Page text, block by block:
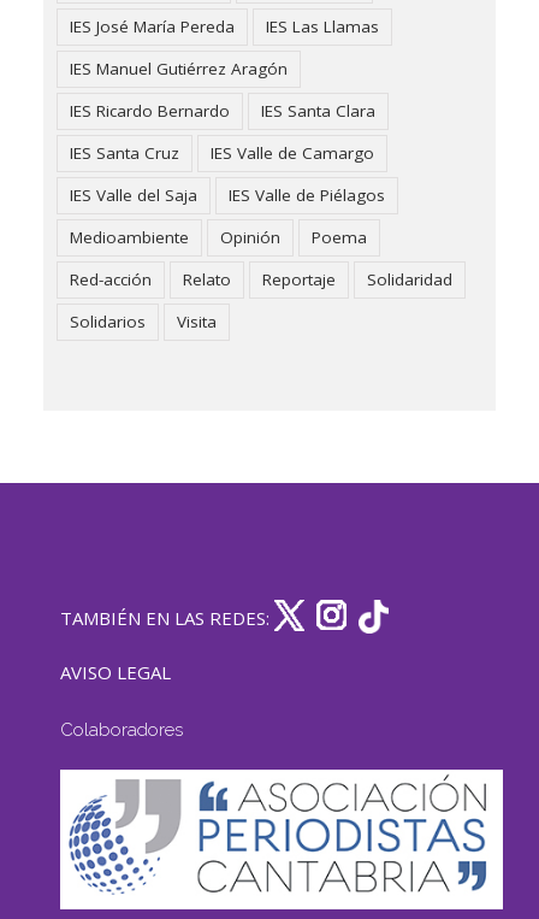
IES José María Pereda
IES Las Llamas
IES Manuel Gutiérrez Aragón
IES Ricardo Bernardo
IES Santa Clara
IES Santa Cruz
IES Valle de Camargo
IES Valle del Saja
IES Valle de Piélagos
Medioambiente
Opinión
Poema
Red-acción
Relato Reportaje
Solidaridad
Solidarios
Visita
TAMBIÉN EN LAS REDES:
AVISO LEGAL
Colaboradores